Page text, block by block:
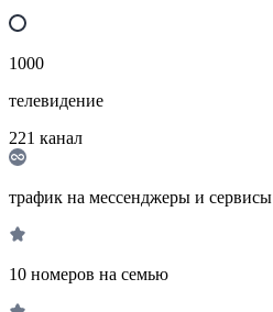
1000
телевидение
221 канал
трафик на мессенджеры и сервисы
10 номеров на семью